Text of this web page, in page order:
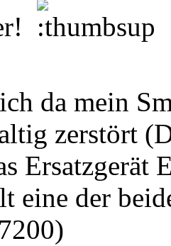
da mein
zerstört
Ersatzgerät
eine der